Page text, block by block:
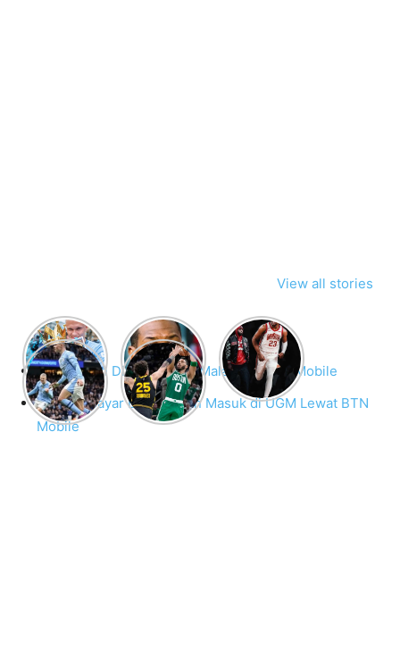
View all stories
Bayar Ujian Disertasi UIN Malang di BTN Mobile
Tutorial Bayar Daftar Ujian Masuk di UGM Lewat BTN
Mobile